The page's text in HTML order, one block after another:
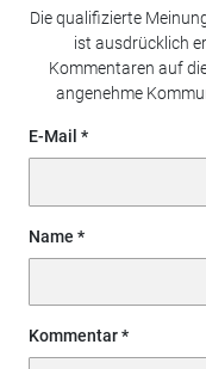
Die qualifizierte
ist ausdrücklich
Kommentaren auf
angenehme
E-Mail
Name
Kommentar